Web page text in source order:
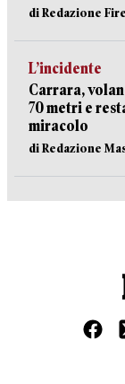
di Redazione
L’incidente
Carrara,
70 metri e
miracolo
di Redazione